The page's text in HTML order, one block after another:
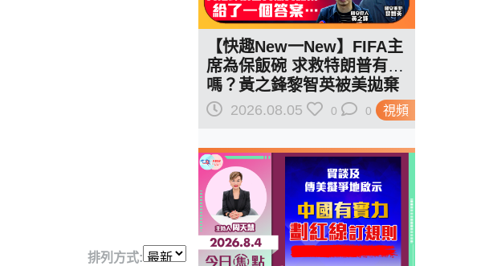
排列方式:
視頻
【快趣New一New】FIFA主
席為保飯碗 求救特朗普有用
嗎？黃之鋒黎智英被美拋棄
給了一個答案…
2026.08.05 0 0